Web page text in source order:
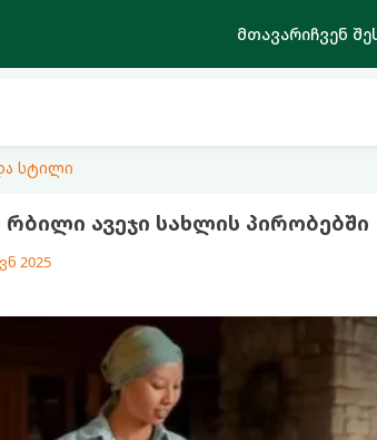
მთავარიჩვენ
სტილი
ავეჯი სახლის პირობებში
2025